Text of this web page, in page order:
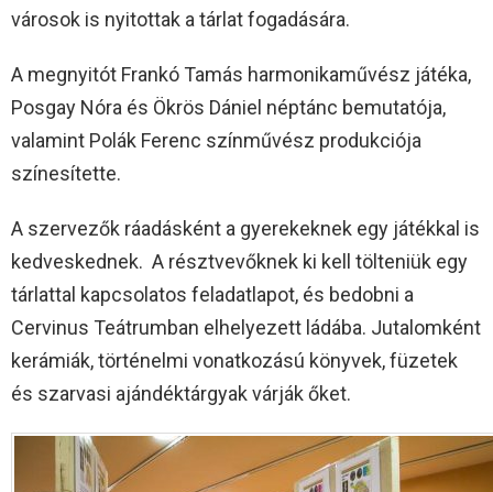
városok is nyitottak a tárlat fogadására.
A megnyitót Frankó Tamás harmonikaművész játéka,
Posgay Nóra és Ökrös Dániel néptánc bemutatója,
valamint Polák Ferenc színművész produkciója
színesítette.
A szervezők ráadásként a gyerekeknek egy játékkal is
kedveskednek. A résztvevőknek ki kell tölteniük egy
tárlattal kapcsolatos feladatlapot, és bedobni a
Cervinus Teátrumban elhelyezett ládába. Jutalomként
kerámiák, történelmi vonatkozású könyvek, füzetek
és szarvasi ajándéktárgyak várják őket.